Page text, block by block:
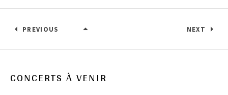
PREVIOUS NEXT
CONCERTS À VENIR